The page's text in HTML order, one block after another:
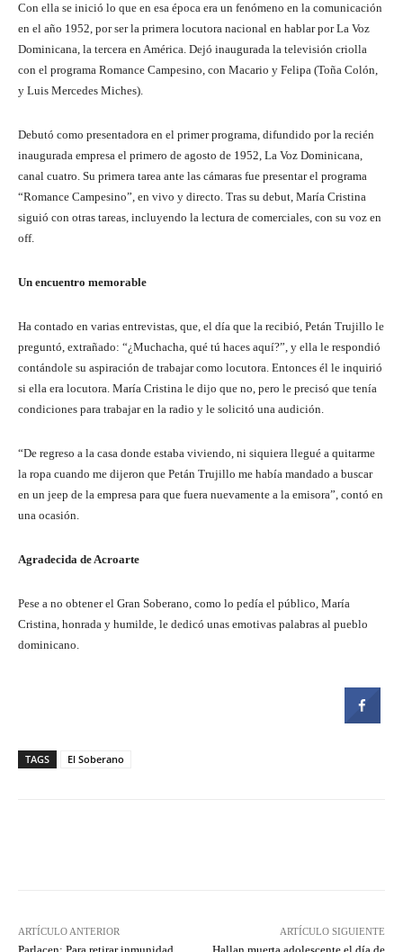
Con ella se inició lo que en esa época era un fenómeno en la comunicación
en el año 1952, por ser la primera locutora nacional en hablar por La Voz
Dominicana, la tercera en América. Dejó inaugurada la televisión criolla
con el programa Romance Campesino, con Macario y Felipa (Toña Colón,
y Luis Mercedes Miches).
Debutó como presentadora en el primer programa, difundido por la recién
inaugurada empresa el primero de agosto de 1952, La Voz Dominicana,
canal cuatro. Su primera tarea ante las cámaras fue presentar el programa
“Romance Campesino”, en vivo y directo. Tras su debut, María Cristina
siguió con otras tareas, incluyendo la lectura de comerciales, con su voz en
off.
Un encuentro memorable
Ha contado en varias entrevistas, que, el día que la recibió, Petán Trujillo le
preguntó, extrañado: “¿Muchacha, qué tú haces aquí?”, y ella le respondió
contándole su aspiración de trabajar como locutora. Entonces él le inquirió
si ella era locutora. María Cristina le dijo que no, pero le precisó que tenía
condiciones para trabajar en la radio y le solicitó una audición.
“De regreso a la casa donde estaba viviendo, ni siquiera llegué a quitarme
la ropa cuando me dijeron que Petán Trujillo me había mandado a buscar
en un jeep de la empresa para que fuera nuevamente a la emisora”, contó en
una ocasión.
Agradecida de Acroarte
Pese a no obtener el Gran Soberano, como lo pedía el público, María
Cristina, honrada y humilde, le dedicó unas emotivas palabras al pueblo
dominicano.
TAGS El Soberano
ARTÍCULO ANTERIOR ARTÍCULO SIGUIENTE